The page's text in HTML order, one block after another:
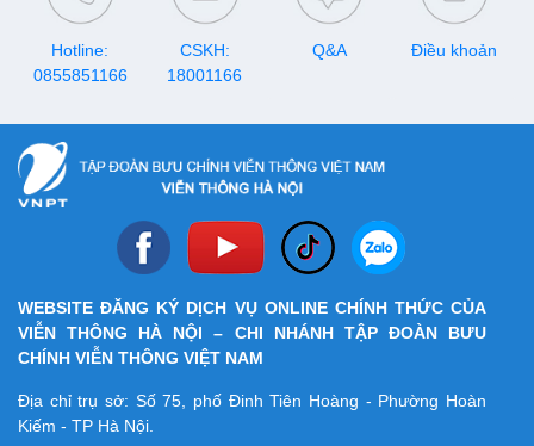
Hotline:
0855851166
CSKH:
18001166
Q&A Điều khoản
WEBSITE ĐĂNG KÝ DỊCH VỤ ONLINE CHÍNH THỨC CỦA
VIỄN THÔNG HÀ NỘI – CHI NHÁNH TẬP ĐOÀN BƯU
CHÍNH VIỄN THÔNG VIỆT NAM
Địa chỉ trụ sở: Số 75, phố Đinh Tiên Hoàng - Phường Hoàn
Kiếm - TP Hà Nội.